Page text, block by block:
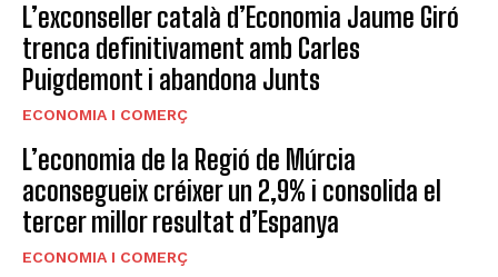
L’exconseller català d’Economia Jaume Giró
trenca definitivament amb Carles
Puigdemont i abandona Junts
ECONOMIA I COMERÇ
L’economia de la Regió de Múrcia
aconsegueix créixer un 2,9% i consolida el
tercer millor resultat d’Espanya
ECONOMIA I COMERÇ